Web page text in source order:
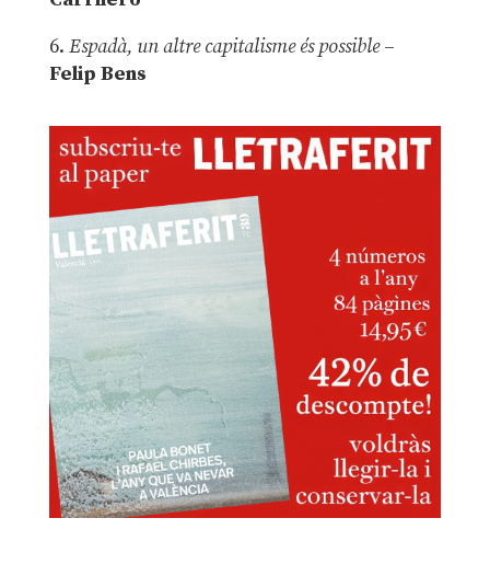
6. Espadà, un altre capitalisme és possible –
Felip Bens